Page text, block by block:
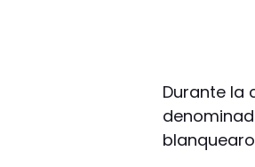
Durante la